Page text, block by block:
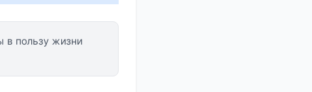
в пользу жизни